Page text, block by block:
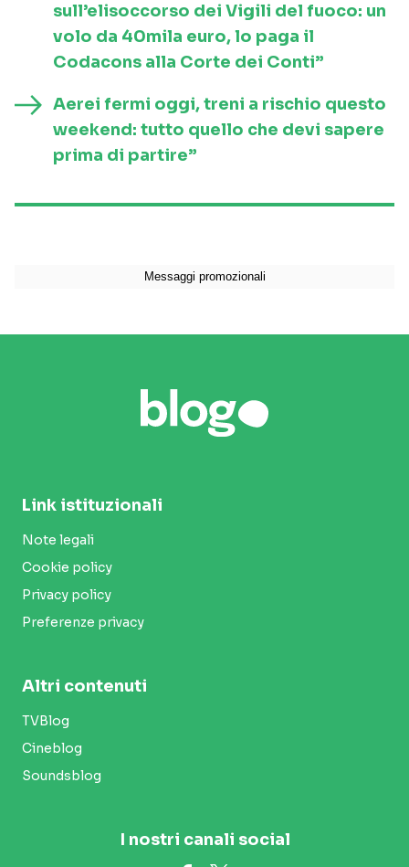
sull’elisoccorso dei Vigili del fuoco: un
volo da 40mila euro, lo paga il
Codacons alla Corte dei Conti”
Aerei fermi oggi, treni a rischio questo
weekend: tutto quello che devi sapere
prima di partire”
Link istituzionali
Note legali
Cookie policy
Privacy policy
Preferenze privacy
Altri contenuti
TVBlog
Cineblog
Soundsblog
I nostri canali social